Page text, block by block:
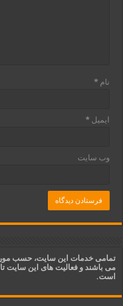
نام*
ایمیل*
وب‌ سایت
تمامی خدمات این سایت، حسب
می باشند و فعالیت های این سایت
است.